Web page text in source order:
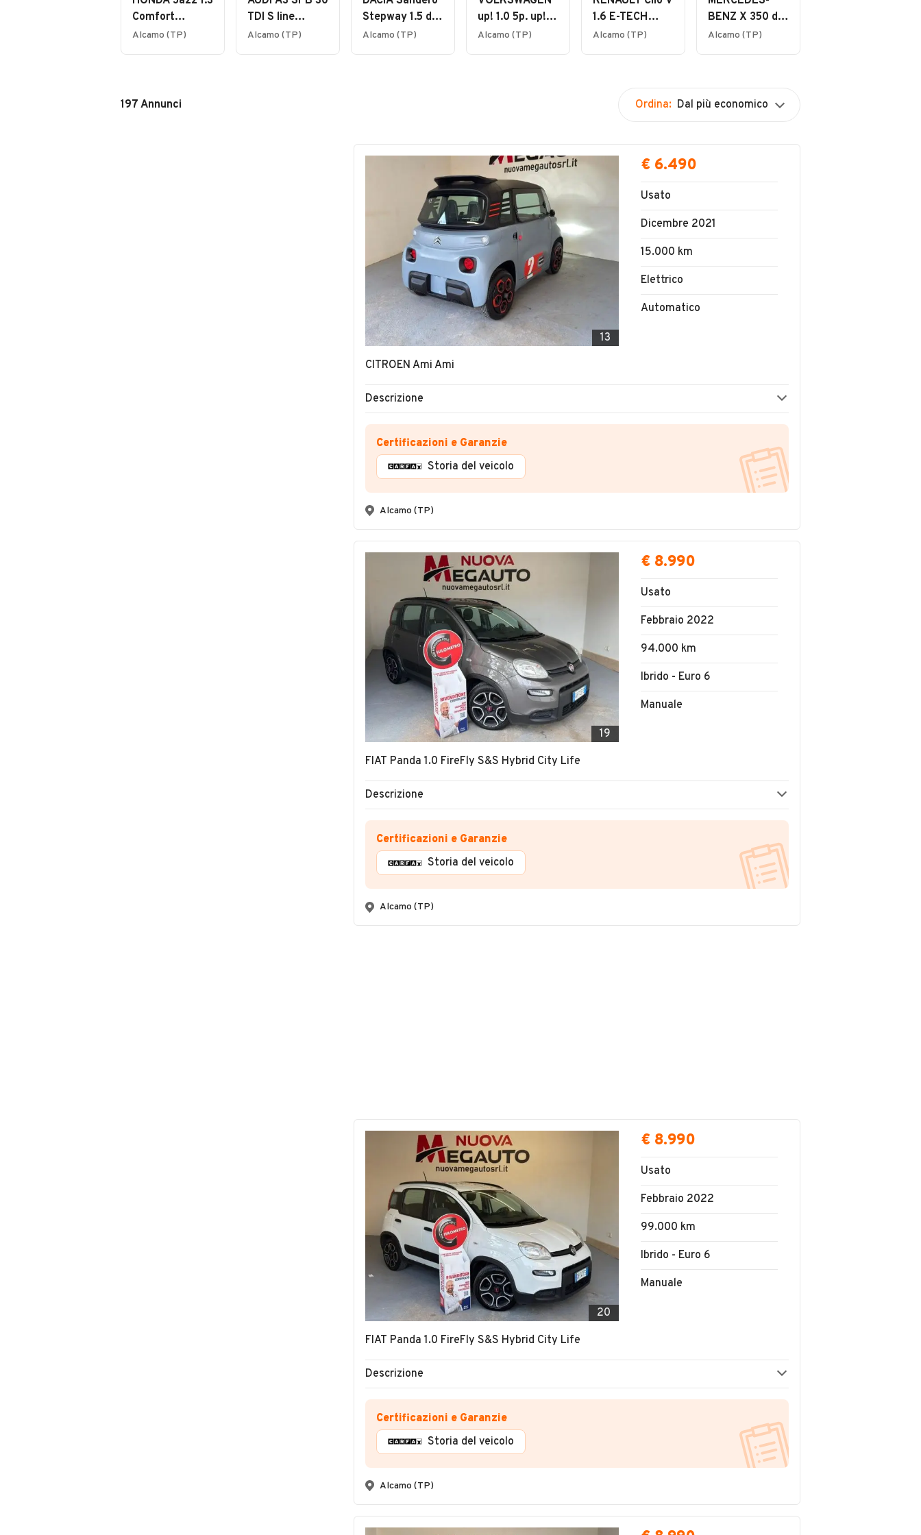
Comfort
Connect ADAS
Alcamo (TP)
TDI S line
edition
Alcamo (TP)
Stepway 1.5 dCi
90CV
Alcamo (TP)
up! 1.0 5p. up!
BlueMotion
Alcamo (TP)
1.6 E-TECH
Hybrid 140 Zen
Alcamo (TP)
BENZ X 350 d
4Matic
Alcamo (TP)
197 Annunci Ordina: Dal più economico
13
CITROEN Ami Ami
€ 6.490
Usato
Dicembre 2021
15.000 km
Elettrico
Automatico
Descrizione
Certificazioni e Garanzie
Storia del veicolo
Alcamo (TP)
19
FIAT Panda 1.0 FireFly S&S Hybrid City Life
€ 8.990
Usato
Febbraio 2022
94.000 km
Ibrido - Euro 6
Manuale
Descrizione
Certificazioni e Garanzie
Storia del veicolo
Alcamo (TP)
20
FIAT Panda 1.0 FireFly S&S Hybrid City Life
€ 8.990
Usato
Febbraio 2022
99.000 km
Ibrido - Euro 6
Manuale
Descrizione
Certificazioni e Garanzie
Storia del veicolo
Alcamo (TP)